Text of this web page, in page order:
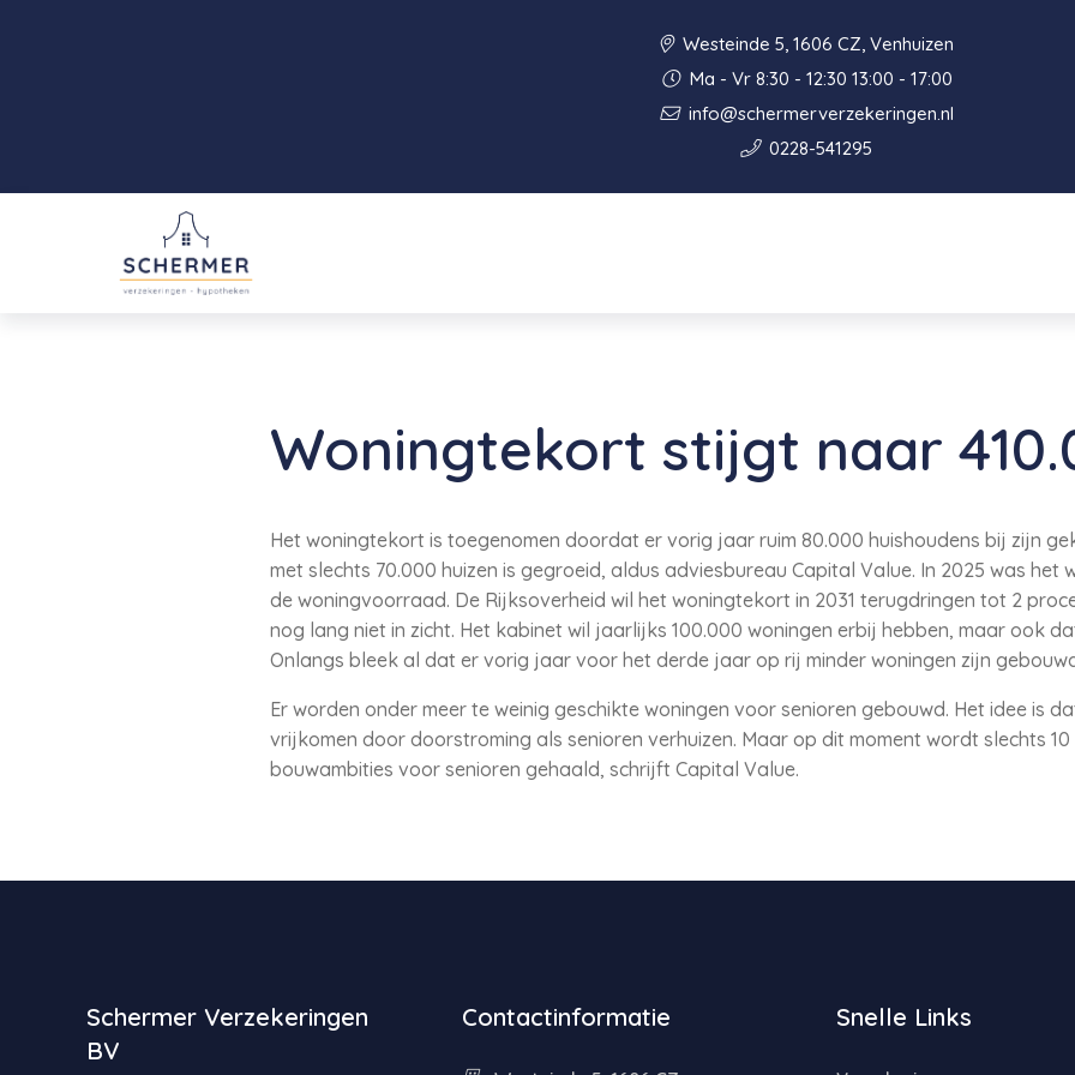
Westeinde 5, 1606 CZ, Venhuizen
Ma - Vr 8:30 - 12:30 13:00 - 17:00
info@schermerverzekeringen.nl
0228-541295
Woningtekort stijgt naar
Het woningtekort is toegenomen doordat er vorig jaar ruim 80.000 huishoudens bij zijn
met slechts 70.000 huizen is gegroeid, aldus adviesbureau Capital Value. In 2025 was het
de woningvoorraad. De Rijksoverheid wil het woningtekort in 2031 terugdringen tot 2
nog lang niet in zicht. Het kabinet wil jaarlijks 100.000 woningen erbij hebben, maar ook
Onlangs bleek al dat er vorig jaar voor het derde jaar op rij minder woningen zijn
Er worden onder meer te weinig geschikte woningen voor senioren gebouwd. Het idee is
vrijkomen door doorstroming als senioren verhuizen. Maar op dit moment wordt slechts
bouwambities voor senioren gehaald, schrijft Capital Value.
Schermer Verzekeringen
BV
Contactinformatie Snelle Links